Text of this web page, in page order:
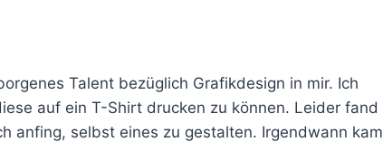
Talent bezüglich Grafikdesign in mir. Ich
auf ein T-Shirt drucken zu können. Leider fand
anfing, selbst eines zu gestalten. Irgendwann kam